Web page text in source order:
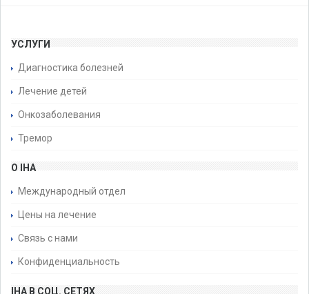
УСЛУГИ
Диагностика болезней
Лечение детей
Онкозаболевания
Тремор
О IHA
Международный отдел
Цены на лечение
Связь с нами
Конфиденциальность
IHA В СОЦ. СЕТЯХ